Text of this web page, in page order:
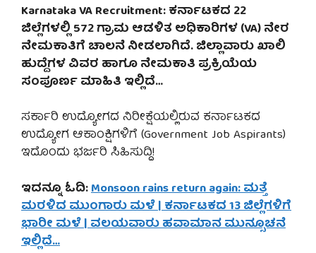
Karnataka VA Recruitment: ಕರ್ನಾಟಕದ 22
ಜಿಲ್ಲೆಗಳಲ್ಲಿ 572 ಗ್ರಾಮ ಆಡಳಿತ ಅಧಿಕಾರಿಗಳ (VA) ನೇರ
ನೇಮಕಾತಿಗೆ ಚಾಲನೆ ನೀಡಲಾಗಿದೆ. ಜಿಲ್ಲಾವಾರು ಖಾಲಿ
ಹುದ್ದೆಗಳ ವಿವರ ಹಾಗೂ ನೇಮಕಾತಿ ಪ್ರಕ್ರಿಯೆಯ
ಸಂಪೂರ್ಣ ಮಾಹಿತಿ ಇಲ್ಲಿದೆ…
ಸರ್ಕಾರಿ ಉದ್ಯೋಗದ ನಿರೀಕ್ಷೆಯಲ್ಲಿರುವ ಕರ್ನಾಟಕದ
ಉದ್ಯೋಗ ಆಕಾಂಕ್ಷಿಗಳಿಗೆ (Government Job Aspirants)
ಇದೊಂದು ಭರ್ಜರಿ ಸಿಹಿಸುದ್ದಿ!
ಇದನ್ನೂ ಓದಿ:Monsoon rains return again: ಮತ್ತೆ
ಮರಳಿದ ಮುಂಗಾರು ಮಳೆ | ಕರ್ನಾಟಕದ 13 ಜಿಲ್ಲೆಗಳಿಗೆ
ಭಾರೀ ಮಳೆ | ವಲಯವಾರು ಹವಾಮಾನ ಮುನ್ಸೂಚನೆ
ಇಲ್ಲಿದೆ…